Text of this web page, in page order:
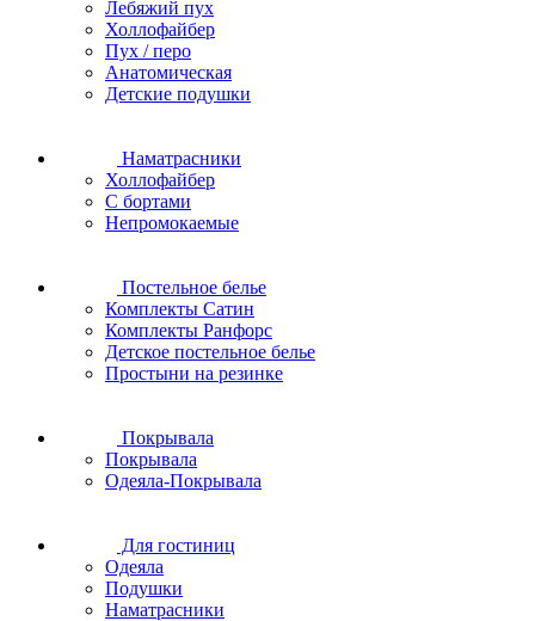
Лебяжий пух
Холлофайбер
Пух / перо
Анатомическая
Детские подушки
Наматрасники
Холлофайбер
С бортами
Непромокаемые
Постельное белье
Комплекты Сатин
Комплекты Ранфорс
Детское постельное белье
Простыни на резинке
Покрывала
Покрывала
Одеяла-Покрывала
Для гостиниц
Одеяла
Подушки
Наматрасники